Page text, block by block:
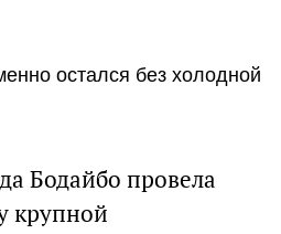
остался без холодной
Бодайбо провела
крупной